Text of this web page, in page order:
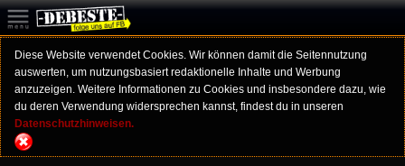
Diese Website verwendet Cookies. Wir können damit die Seitennutzung
auswerten, um nutzungsbasiert redaktionelle Inhalte und Werbung
anzuzeigen. Weitere Informationen zu Cookies und insbesondere dazu, wie
du deren Verwendung widersprechen kannst, findest du in unseren
Datenschutzhinweisen.